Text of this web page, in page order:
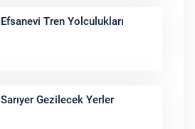
Efsanevi Tren Yolculukları
Sarıyer Gezilecek Yerler